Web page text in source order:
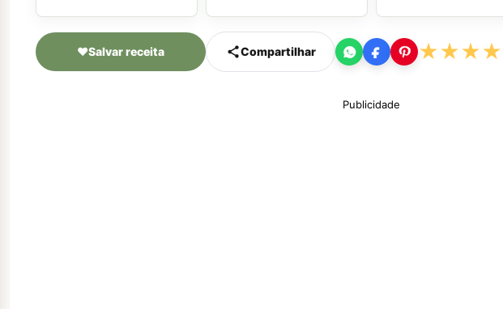
♥Salvar receita Compartilhar ★★★★
Publicidade